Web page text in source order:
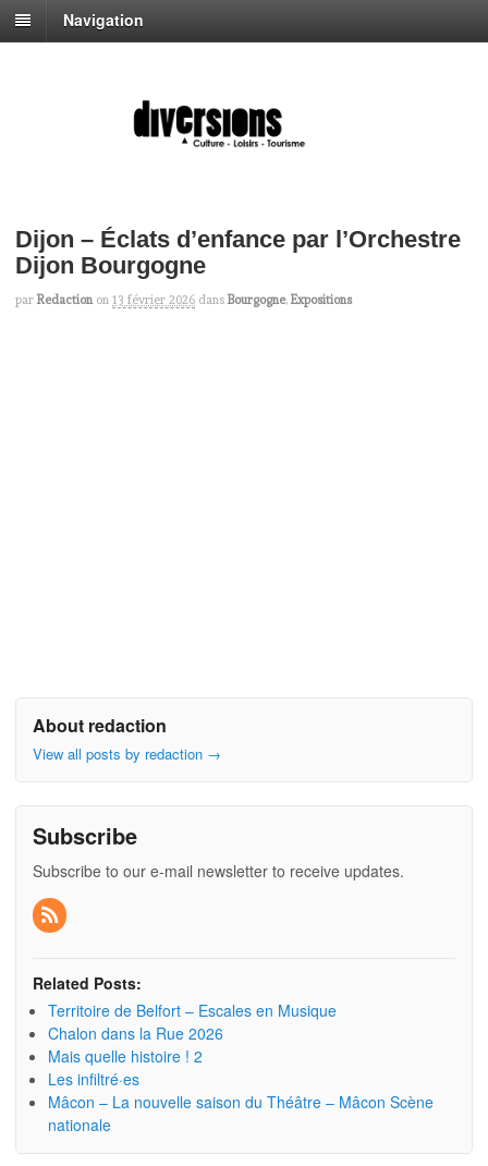
Navigation
Dijon – Éclats d’enfance par l’Orchestre
Dijon Bourgogne
par Redaction on 13 février 2026 dans Bourgogne, Expositions
About redaction
View all posts by redaction →
Subscribe
Subscribe to our e-mail newsletter to receive updates.
Related Posts:
Territoire de Belfort – Escales en Musique
Chalon dans la Rue 2026
Mais quelle histoire ! 2
Les infiltré·es
Mâcon – La nouvelle saison du Théâtre – Mâcon Scène
nationale